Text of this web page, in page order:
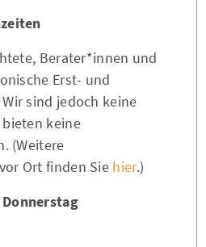
Berater*innen und
Erst- und
sind jedoch keine
keine
(Weitere
Ort finden Sie hier.)